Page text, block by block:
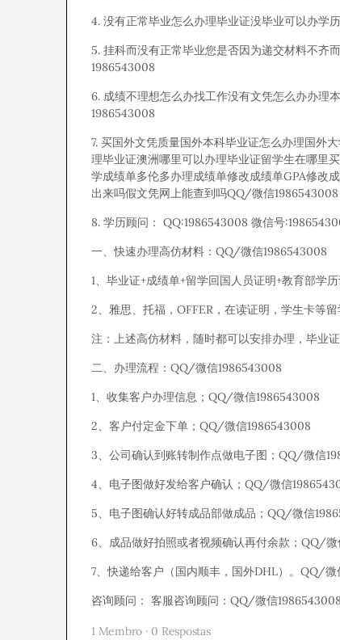
4. 没有正常毕业怎么办理毕业证没毕业可以办
5. 挂科而没有正常毕业您是否因为递交材料不齐
1986543008
6. 成绩不理想怎么办找工作没有文凭怎么办办
1986543008
7. 买国外文凭质量国外本科毕业证怎么办理国外
理毕业证澳洲哪里可以办理毕业证留学生在哪里
学成绩单多伦多办理成绩单修改成绩单GPA修改
出来吗假文凭网上能查到吗QQ/微信1986543008
8. 学历顾问： QQ:1986543008 微信号
一、快速办理高仿材料：QQ/微信1986543008
1、毕业证+成绩单+留学回国人员证明+教育部
2、雅思、托福，OFFER，在读证明，学生卡等
注：上述高仿材料，随时都可以安排办理，毕业
二、办理流程：QQ/微信1986543008
1、收集客户办理信息；QQ/微信1986543008
2、客户付定金下单；QQ/微信1986543008
3、公司确认到账转制作点做电子图；QQ/微信
4、电子图做好发给客户确认；QQ/微信
5、电子图确认好转成品部做成品；QQ/微信
6、成品做好拍照或者视频确认再付余款；QQ/
7、快递给客户（国内顺丰，国外DHL）。QQ/微
咨询顾问： 客服咨询顾问：QQ/微信1986543008
1 Membro · 0 Respostas